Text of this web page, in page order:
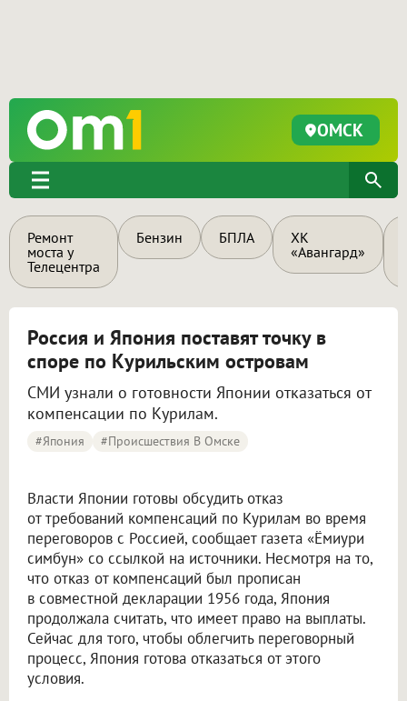
ОМСК
Ремонт
моста у
Телецентра
Бензин БПЛА
ХК
«Авангард»
Россия и Япония поставят точку в
споре по Курильским островам
СМИ узнали о готовности Японии отказаться от
компенсации по Курилам.
#Япония #Происшествия В Омске
Власти Японии готовы обсудить отказ
от требований компенсаций по Курилам во время
переговоров с Россией, сообщает газета «Ёмиури
симбун» со ссылкой на источники. Несмотря на то,
что отказ от компенсаций был прописан
в совместной декларации 1956 года, Япония
продолжала считать, что имеет право на выплаты.
Сейчас для того, чтобы облегчить переговорный
процесс, Япония готова отказаться от этого
условия.